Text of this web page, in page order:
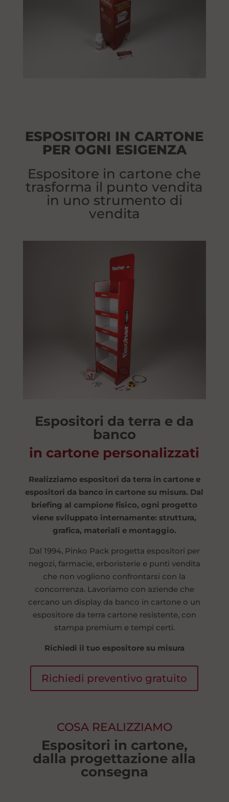
ESPOSITORI IN CARTONE
PER OGNI ESIGENZA
Espositore in cartone che
trasforma il punto vendita
in uno strumento di
vendita
Espositori da terra e da
banco
in cartone personalizzati
Realizziamo espositori da terra in cartone e
espositori da banco in cartone su misura. Dal
briefing al campione fisico, ogni progetto
viene sviluppato internamente: struttura,
grafica, materiali e montaggio.
Dal 1994, Pinko Pack progetta espositori per
negozi, farmacie, erboristerie e punti vendita
che non vogliono confrontarsi con la
concorrenza. Lavoriamo con aziende che
cercano un display da banco in cartone o un
espositore da terra cartone resistente, con
stampa premium e tempi certi.
Richiedi il tuo espositore su misura
Richiedi preventivo gratuito
COSA REALIZZIAMO
Espositori in cartone,
dalla progettazione alla
consegna